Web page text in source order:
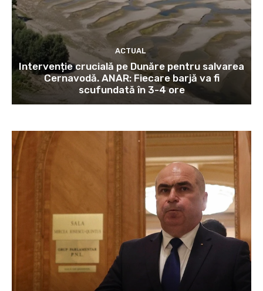
ACTUAL
Intervenție crucială pe Dunăre pentru salvarea
Cernavodă. ANAR: Fiecare barjă va fi
scufundată în 3-4 ore